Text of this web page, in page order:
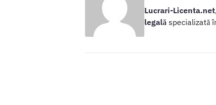
Lucrari-Licenta.net
legală specializată